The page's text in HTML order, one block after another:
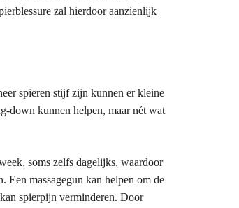
zal hierdoor aanzienlijk
spieren stijf zijn kunnen er kleine
down kunnen helpen, maar nét wat
soms zelfs dagelijks, waardoor
massagegun kan helpen om de
spierpijn verminderen. Door